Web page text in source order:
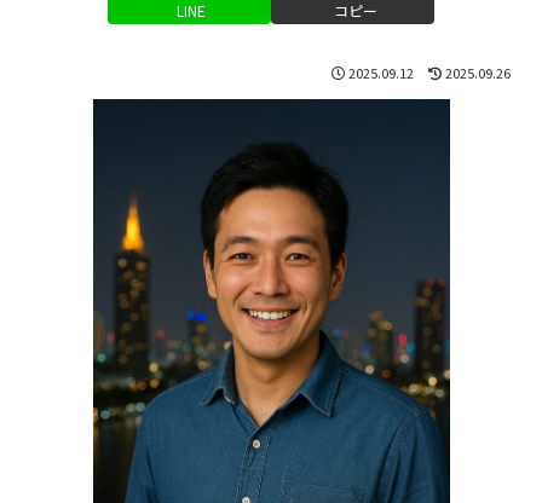
LINE コピー
2025.09.12 2025.09.26